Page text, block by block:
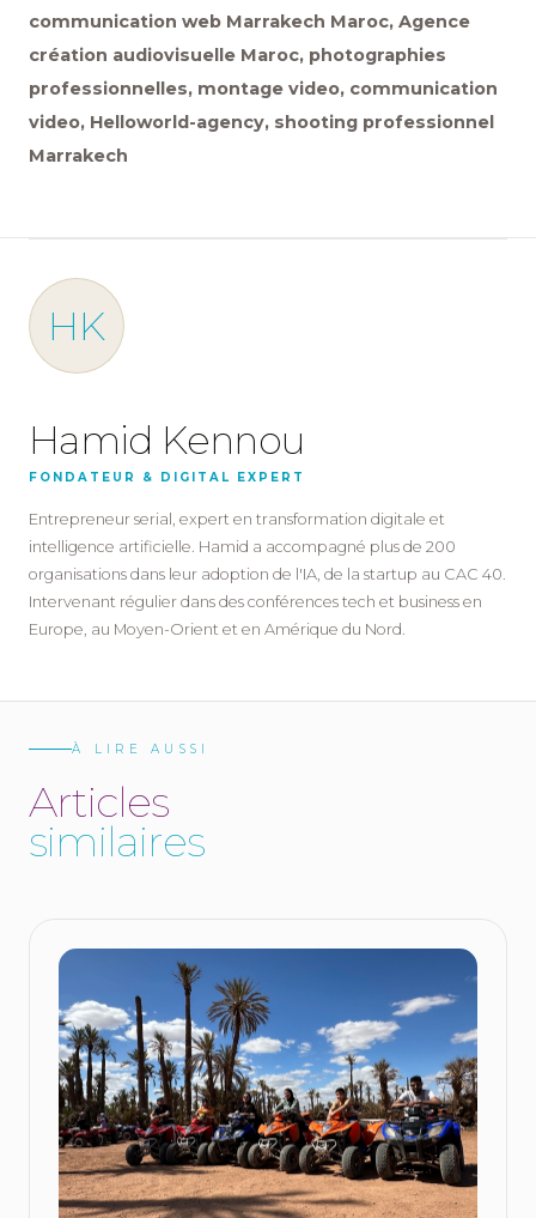
communication web Marrakech Maroc, Agence
création audiovisuelle Maroc, photographies
professionnelles, montage video, communication
video, Helloworld-agency, shooting professionnel
Marrakech
HK
Hamid Kennou
FONDATEUR & DIGITAL EXPERT
Entrepreneur serial, expert en transformation digitale et
intelligence artificielle. Hamid a accompagné plus de 200
organisations dans leur adoption de l'IA, de la startup au CAC 40.
Intervenant régulier dans des conférences tech et business en
Europe, au Moyen-Orient et en Amérique du Nord.
À LIRE AUSSI
Articles
similaires